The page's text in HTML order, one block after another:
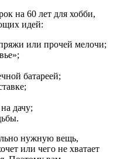
на 60 лет для хобби,
идей:
или прочей мелочи;
батареей;
дачу;
нужную вещь,
или чего не хватает